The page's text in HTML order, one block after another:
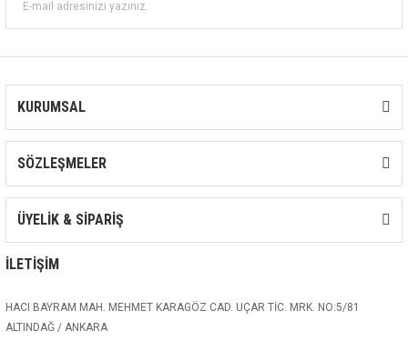
KURUMSAL
SÖZLEŞMELER
ÜYELİK & SİPARİŞ
İLETİŞİM
HACI BAYRAM MAH. MEHMET KARAGÖZ CAD. UÇAR TİC. MRK. NO:5/81
ALTINDAĞ / ANKARA